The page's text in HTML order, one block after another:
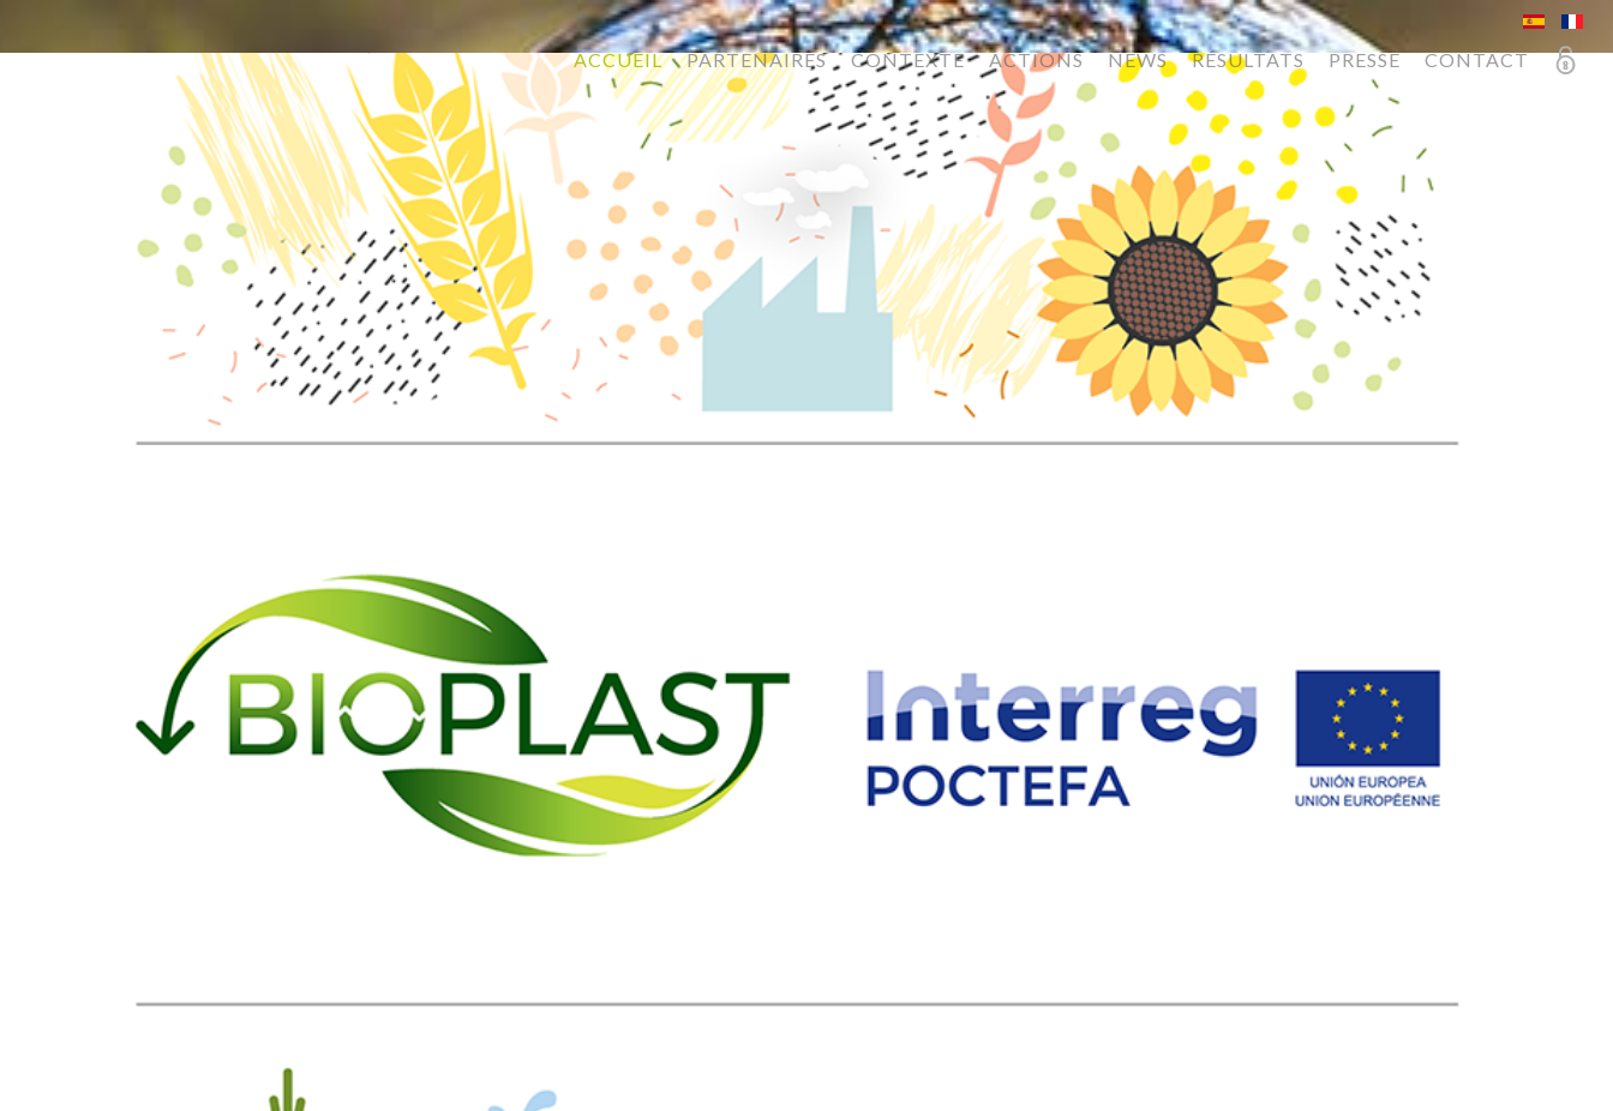
ACCUEIL PARTENAIRES CONTEXTE ACTIONS NEWS RÉSULTATS PRESSE CONTACT
BANDE LATERALE960x1080